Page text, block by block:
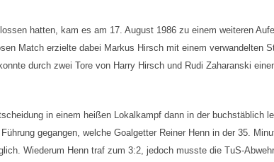
hatten, kam es am 17. August 1986 zu einem weiteren
Match erzielte dabei Markus Hirsch mit einem verwandelten
durch zwei Tore von Harry Hirsch und Rudi Zaharanski
in einem heißen Lokalkampf dann in der buchstäblich
gegangen, welche Goalgetter Reiner Henn in der 35.
Wiederum Henn traf zum 3:2, jedoch musste die TuS-